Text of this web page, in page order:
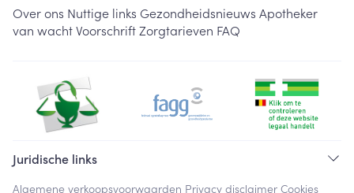
Over ons Nuttige links Gezondheidsnieuws Apotheker
van wachtVoorschriftZorgtarieven FAQ
Juridische links
Algemene verkoopsvoorwaarden Privacy disclaimer Cookies